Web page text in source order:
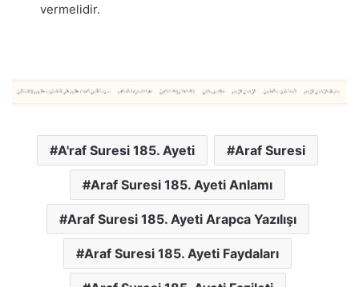
vermelidir.
A'raf Suresi 185. Ayeti Araf Suresi
Araf Suresi 185. Ayeti Anlamı
Araf Suresi 185. Ayeti Arapca Yazılışı
Araf Suresi 185. Ayeti Faydaları